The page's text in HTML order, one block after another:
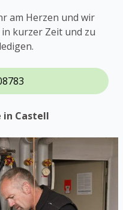
am Herzen und wir
kurzer Zeit und zu
in Castell